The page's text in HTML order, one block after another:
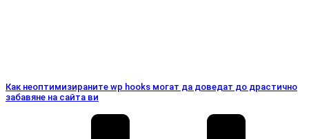
Как неоптимизираните wp hooks могат да доведат до драстично
забавяне на сайта ви